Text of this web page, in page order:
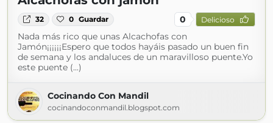
32 0 Guardar 0 Delicioso
Nada más rico que unas Alcachofas con
Jamón¡¡¡¡¡¡Espero que todos hayáis pasado un buen fin
de semana y los andaluces de un maravilloso puente.Yo
este puente (...)
Cocinando Con Mandil
cocinandoconmandil.blogspot.com